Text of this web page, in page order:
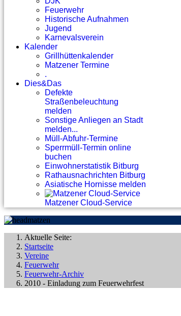
Feuerwehr
Historische Aufnahmen
Jugend
Karnevalsverein
Kalender
Grillhüttenkalender
Matzener Termine
.
Dies&Das
Defekte
Straßenbeleuchtung
melden
Sonstige Anliegen an Stadt
melden...
Müll-Abfuhr-Termine
Sperrmüll-Termin online
buchen
Einwohnerstatistik Bitburg
Rathausnachrichten Bitburg
Asiatische Hornisse melden
Matzener Cloud-Service
Aktuelle Seite:
Startseite
Vereine
Feuerwehr
Feuerwehr-Archiv
2010 - Einladung zum Feuerwehrfest